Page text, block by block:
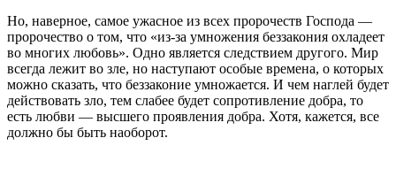
Но, наверное, самое ужасное из всех пророчеств Господа —
пророчество о том, что «из-за умножения беззакония охладеет
во многих любовь». Одно является следствием другого. Мир
всегда лежит во зле, но наступают особые времена, о которых
можно сказать, что беззаконие умножается. И чем наглей будет
действовать зло, тем слабее будет сопротивление добра, то
есть любви — высшего проявления добра. Хотя, кажется, все
должно бы быть наоборот.